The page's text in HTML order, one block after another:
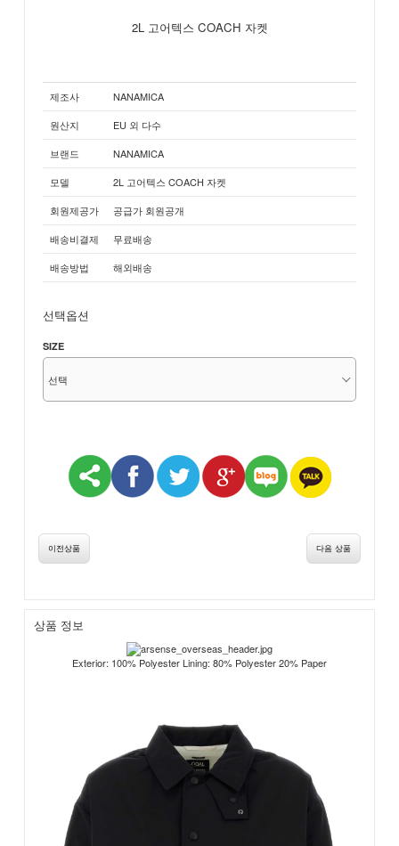
2L 고어텍스 COACH 자켓
제조사
NANAMICA
원산지
EU 외 다수
브랜드
NANAMICA
모델
2L 고어텍스 COACH 자켓
회원제공가
공급가 회원공개
배송비결제
무료배송
배송방법
해외배송
선택옵션
SIZE
이전상품 다음 상품
상품 정보
Exterior: 100% Polyester Lining: 80% Polyester 20% Paper